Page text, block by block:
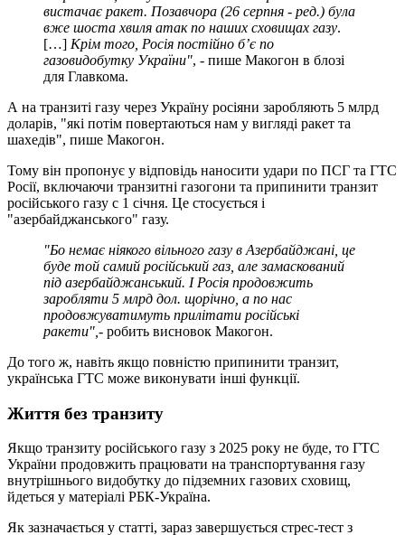
вистачає ракет. Позавчора (26 серпня - ред.) була
вже шоста хвиля атак по наших сховищах газу.
[…] Крім того, Росія постійно бʼє по
газовидобутку України", - пише Макогон в блозі
для Главкома.
А на транзиті газу через Україну росіяни заробляють 5 млрд
доларів, "які потім повертаються нам у вигляді ракет та
шахедів", пише Макогон.
Тому він пропонує у відповідь наносити удари по ПСГ та ГТС
Росії, включаючи транзитні газогони та припинити транзит
російського газу с 1 січня. Це стосується і
"азербайджанського" газу.
"Бо немає ніякого вільного газу в Азербайджані, це
буде той самий російський газ, але замаскований
під азербайджанський. І Росія продовжить
заробляти 5 млрд дол. щорічно, а по нас
продовжуватимуть прилітати російські
ракети", - робить висновок Макогон.
До того ж, навіть якщо повністю припинити транзит,
українська ГТС може виконувати інші функції.
Життя без транзиту
Якщо транзиту російського газу з 2025 року не буде, то ГТС
України продовжить працювати на транспортування газу
внутрішнього видобутку до підземних газових сховищ,
йдеться у матеріалі РБК-Україна.
Як зазначається у статті, зараз завершується стрес-тест з